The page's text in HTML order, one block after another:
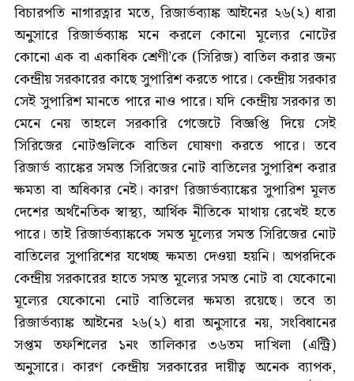
বিচারপতি নাগারত্নার মতে, রিজার্ভব্যাঙ্ক আইনের ২৬(২) ধারা
অনুসারে রিজার্ভব্যাঙ্ক মনে করলে কোনো মূল্যের নোটের
কোনো এক বা একাধিক শ্রেণী’কে (সিরিজ) বাতিল করার জন্য
কেন্দ্রীয় সরকারের কাছে সুপারিশ করতে পারে। কেন্দ্রীয় সরকার
সেই সুপারিশ মানতে পারে নাও পারে। যদি কেন্দ্রীয় সরকার তা
মেনে নেয় তাহলে সরকারি গেজেটে বিজ্ঞপ্তি দিয়ে সেই
সিরিজের নোটগুলিকে বাতিল ঘোষণা করতে পারে। তবে
রিজার্ভ ব্যাঙ্কের সমস্ত সিরিজের নোট বাতিলের সুপারিশ করার
ক্ষমতা বা অধিকার নেই। কারণ রিজার্ভব্যাঙ্কের সুপারিশ মূলত
দেশের অর্থনৈতিক স্বাস্থ্য, আর্থিক নীতিকে মাথায় রেখেই হতে
পারে। তাই রিজার্ভব্যাঙ্ককে সমস্ত মূল্যের সমস্ত সিরিজের নোট
বাতিলের সুপারিশের যথেচ্ছ ক্ষমতা দেওয়া হয়নি। অপরদিকে
কেন্দ্রীয় সরকারের হাতে সমস্ত মূল্যের সমস্ত নোট বা যেকোনো
মূল্যের যেকোনো নোট বাতিলের ক্ষমতা রয়েছে। তবে তা
রিজার্ভব্যাঙ্ক আইনের ২৬(২) ধারা অনুসারে নয়, সংবিধানের
সপ্তম তফশিলের ১নং তালিকার ৩৬তম দাখিলা (এন্ট্রি)
অনুসারে। কারণ কেন্দ্রীয় সরকারের দায়ীত্ব অনেক ব্যাপক,